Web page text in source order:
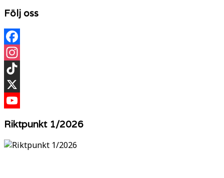
Följ oss
Facebook
Instagram
TikTok
X
Riktpunkt 1/2026